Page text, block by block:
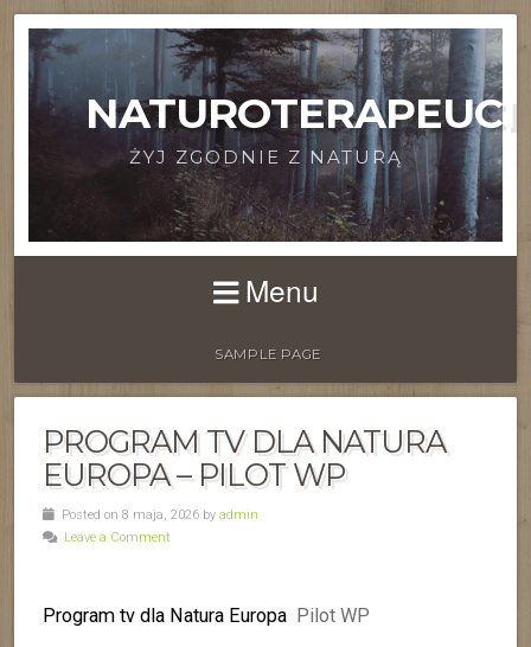
NATUROTERAPEUCI
ŻYJ ZGODNIE Z NATURĄ
Menu
SAMPLE PAGE
PROGRAM TV DLA NATURA
EUROPA – PILOT WP
Posted on 8 maja, 2026 by admin
Leave a Comment
Program tv dla Natura Europa Pilot WP